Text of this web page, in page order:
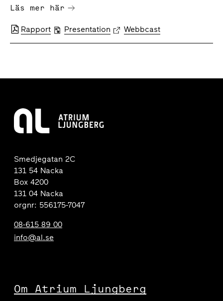
Läs mer här
Rapport Presentation Webbcast
Smedjegatan 2C
131 54 Nacka
Box 4200
131 04 Nacka
orgnr: 556175-7047
08-615 89 00
info@al.se
Om Atrium Ljungberg